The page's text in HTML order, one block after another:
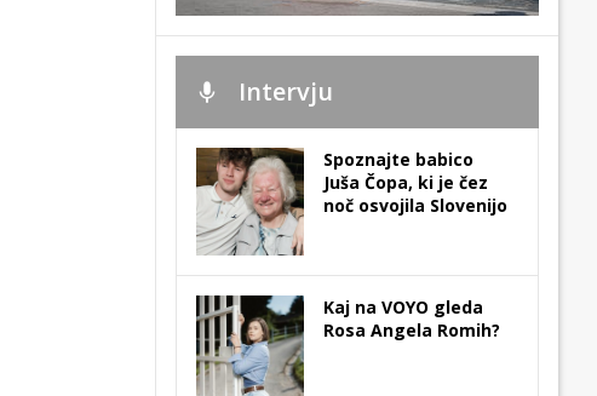
Intervju
Spoznajte babico
Juša Čopa, ki je čez
noč osvojila Slovenijo
Kaj na VOYO gleda
Rosa Angela Romih?